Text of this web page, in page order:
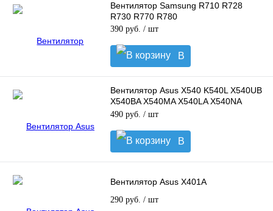
Вентилятор Samsung R710 R728
R730 R770 R780
390 руб. / шт
В
корзину
Вентилятор Asus X540 K540L X540UB
X540BA X540MA X540LA X540NA
R540UB R540YA K540 A540LA
490 руб. / шт
В
корзину
Вентилятор Asus X401A
290 руб. / шт